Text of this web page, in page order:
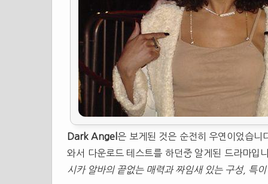
Dark Angel 은 보게된 것은 순전히 우연이었습
와서 다운로드 테스트를 하던중 알게된 드라마입
시카 알바의 끝없는 매력과 짜임새 있는 구성, 특